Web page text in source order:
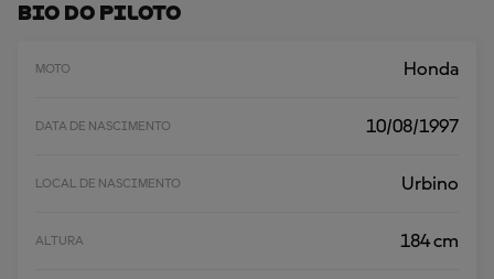
Bio Do Piloto
MOTO Honda
DATA DE NASCIMENTO 10/08/1997
LOCAL DE NASCIMENTO Urbino
ALTURA 184 cm